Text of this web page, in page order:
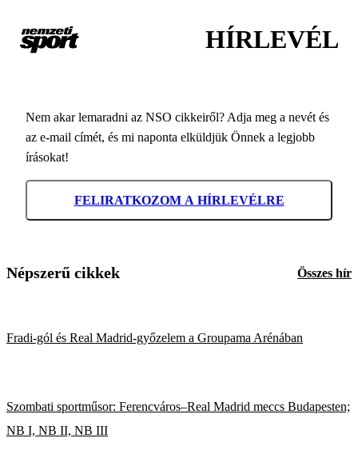
HÍRLEVÉL
Nem akar lemaradni az NSO cikkeiről? Adja meg a nevét és
az e-mail címét, és mi naponta elküldjük Önnek a legjobb
írásokat!
FELIRATKOZOM A HÍRLEVÉLRE
Népszerű cikkek Összes hír
Fradi-gól és Real Madrid-győzelem a Groupama Arénában
Szombati sportműsor: Ferencváros–Real Madrid meccs Budapesten;
NB I, NB II, NB III